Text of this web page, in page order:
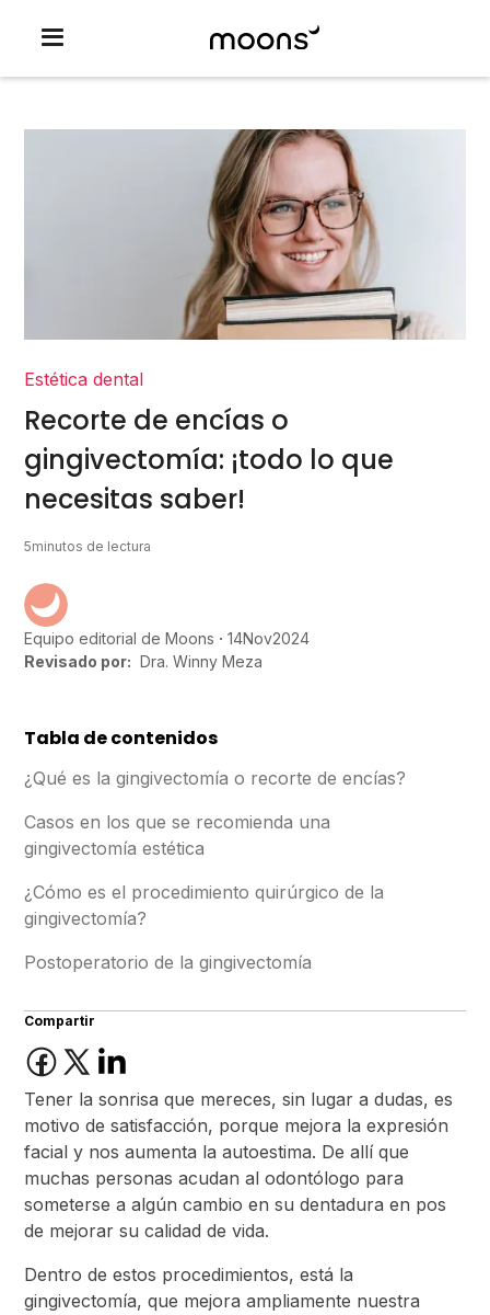
Estética dental
Recorte de encías o
gingivectomía: ¡todo lo que
necesitas saber!
5minutos de lectura
Equipo editorial de Moons 14Nov2024
Revisado por: Dra. Winny Meza
Tabla de contenidos
¿Qué es la gingivectomía o recorte de encías?
Casos en los que se recomienda una
gingivectomía estética
¿Cómo es el procedimiento quirúrgico de la
gingivectomía?
Postoperatorio de la gingivectomía
Compartir
Tener la sonrisa que mereces, sin lugar a dudas, es
motivo de satisfacción, porque mejora la expresión
facial y nos aumenta la autoestima. De allí que
muchas personas acudan al odontólogo para
someterse a algún cambio en su dentadura en pos
de mejorar su calidad de vida.
Dentro de estos procedimientos, está la
gingivectomía, que mejora ampliamente nuestra